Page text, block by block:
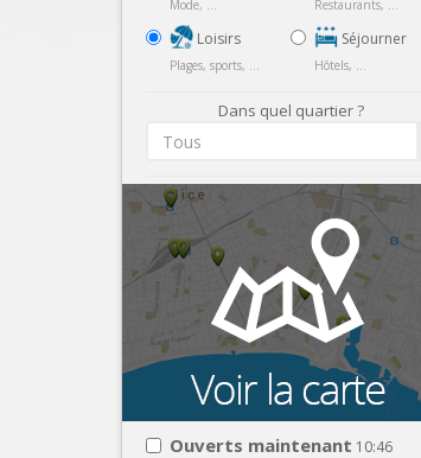
Mode, ...
Loisirs
Plages, sports, ...
Restaurants, ...
Séjourner
Hôtels, ...
Dans quel quartier ?
Tous
Ouverts maintenant 10:46